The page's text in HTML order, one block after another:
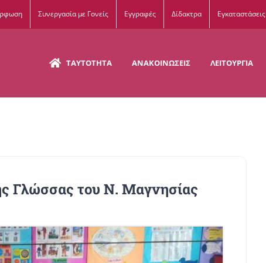
Συνεργασία με Γονείς Εγγραφές Δίδακτρα Εγκαταστάσεις
ΤΑΥΤΟΤΗΤΑ ΑΝΑΚΟΙΝΩΣΕΙΣ ΛΕΙΤΟΥΡΓΙΑ
Γλώσσας του Ν. Μαγνησίας